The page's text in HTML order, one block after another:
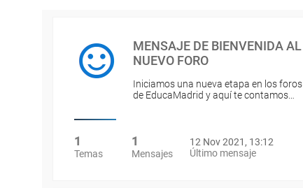
MENSAJE DE BIENVENIDA AL
NUEVO FORO
Iniciamos una nueva etapa en los foros
de EducaMadrid y aquí te contamos…
1
Temas
1
Mensajes
12 Nov 2021, 13:12
Último mensaje